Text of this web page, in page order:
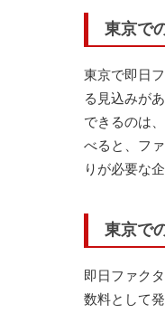
東京で
東京で即日
る見込みが
できるのは
べると、フ
りが必要な
東京で
即日ファク
数料として